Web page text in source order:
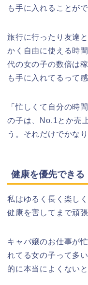
も手に入れることが
旅行に行ったり友達
かく自由に使える時
代の女の子の数倍は
も手に入れてるって感
「忙しくて自分の時
の子は、No.1とか売
う。それだけでかな
健康を優先できる
私はゆるく長く楽し
健康を害してまで頑
キャバ嬢のお仕事が
れてる女の子って多
的に本当によくない